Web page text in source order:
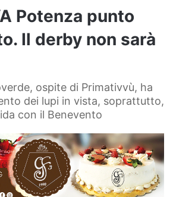
Potenza punto
Il derby non sarà
ospite di Primativvù, ha
dei lupi in vista, soprattutto,
con il Benevento